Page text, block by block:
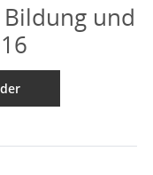
und